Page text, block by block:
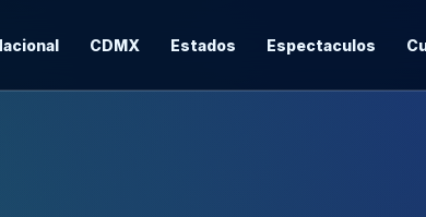
CDMX Estados Espectaculos